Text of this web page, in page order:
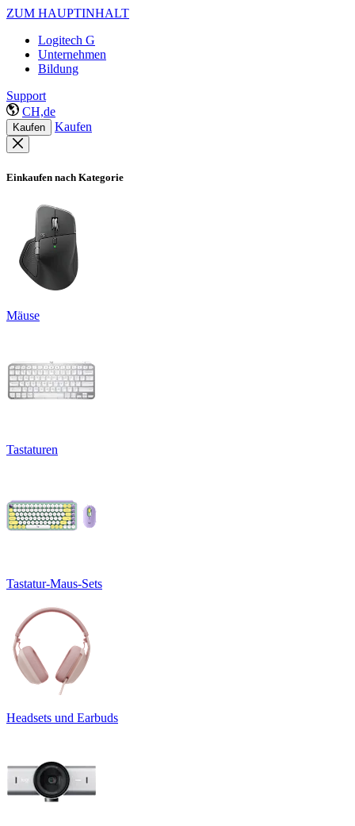
ZUM HAUPTINHALT
Logitech G
Unternehmen
Bildung
Support
CH,de
Kaufen Kaufen
Einkaufen nach Kategorie
Mäuse
Tastaturen
Tastatur-Maus-Sets
Headsets und Earbuds